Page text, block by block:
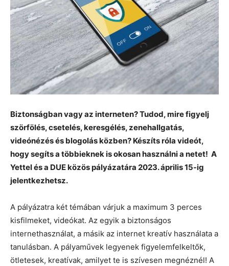
Biztonságban vagy az interneten? Tudod, mire figyelj
szörfölés, csetelés, keresgélés, zenehallgatás,
videónézés és blogolás közben? Készíts róla videót,
hogy segíts a többieknek is okosan használni a netet! A
Yettel és a DUE közös pályázatára 2023. április 15-ig
jelentkezhetsz.
A pályázatra két témában várjuk a maximum 3 perces
kisfilmeket, videókat. Az egyik a biztonságos
internethasználat, a másik az internet kreatív használata a
tanulásban. A pályaművek legyenek figyelemfelkeltők,
ötletesek, kreatívak, amilyet te is szívesen megnéznél! A